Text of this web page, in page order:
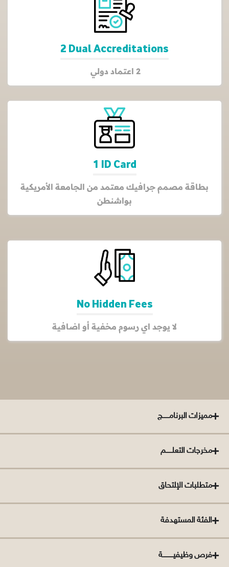
2 Dual Accreditations
2 اعتماد دولي
1 ID Card
بطاقة مصمم جرافيك معتمد من الجامعة الأمريكية
بواشنطن
No Hidden Fees
لا يوجد اي رسوم مخفية أو اضافية
مميزات البرنامــــــج
مخرجات التعلــــــم
متطلبات الإلتحاق
الفئة المستهدفة
فرص وظيفيــــــــــة